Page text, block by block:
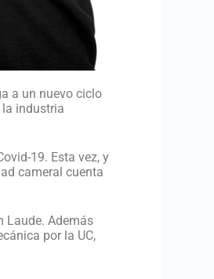
a un nuevo ciclo
la industria
19. Esta vez, y
cameral cuenta
Laude. Además
por la UC,